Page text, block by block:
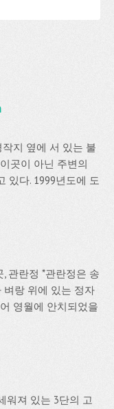
지 옆에 서 있는 불
곳이 아닌 주변의
있다. 1999년도에 도
관란정 *관란정은 송
벼랑 위에 있는 정자
영월에 안치되었을
워져 있는 3단의 고